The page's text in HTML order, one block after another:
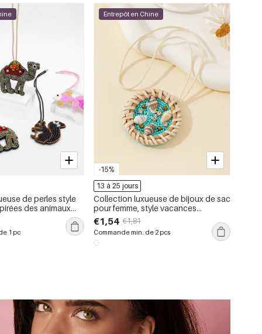
de perles style
des animaux
de mer, breloques
à main femmes
1 pc
-15%
Entrepôt en Chine
13 à 25 jours
Collection luxueuse de bijoux de sac
pour femme, style vacances
océanique, perles, fil tressé, rotin et
strass
€1,54 €1,81
Commande min. de 2 pcs